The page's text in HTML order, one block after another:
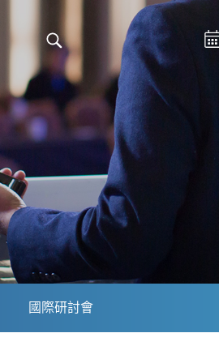
Activities
Contact Us
Member
Aerospace
Broadcast
國際研討會